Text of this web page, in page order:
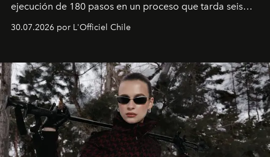
ejecución de 180 pasos en un proceso que tarda seis
semanas. Los expertos ponen en práctica una técnica
que se enseña solamente en la escuela de formación de
30.07.2026 por L'Officiel Chile